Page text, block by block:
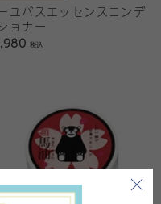
ユバスエッセンスコンデ
ョナー
税込